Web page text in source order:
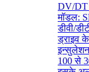
DV/DT
मॉडल:
डीवी/
ड्राइव
100 से